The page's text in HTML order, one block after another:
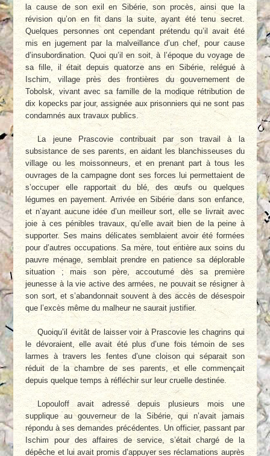
la cause de son exil en Sibérie, son procès, ainsi que la
révision qu’on en fit dans la suite, ayant été tenu secret.
Quelques personnes ont cependant prétendu qu’il avait été
mis en jugement par la malveillance d’un chef, pour cause
d’insubordination. Quoi qu’il en soit, à l’époque du voyage de
sa fille, il était depuis quatorze ans en Sibérie, relégué à
Ischim, village près des frontières du gouvernement de
Tobolsk, vivant avec sa famille de la modique rétribution de
dix kopecks par jour, assignée aux prisonniers qui ne sont pas
condamnés aux travaux publics.
La jeune Prascovie contribuait par son travail à la
subsistance de ses parents, en aidant les blanchisseuses du
village ou les moissonneurs, et en prenant part à tous les
ouvrages de la campagne dont ses forces lui permettaient de
s’occuper elle rapportait du blé, des œufs ou quelques
légumes en payement. Arrivée en Sibérie dans son enfance,
et n’ayant aucune idée d’un meilleur sort, elle se livrait avec
joie à ces pénibles travaux, qu’elle avait bien de la peine à
supporter. Ses mains délicates semblaient avoir été formées
pour d’autres occupations. Sa mère, tout entière aux soins du
pauvre ménage, semblait prendre en patience sa déplorable
situation ; mais son père, accoutumé dès sa première
jeunesse à la vie active des armées, ne pouvait se résigner à
son sort, et s’abandonnait souvent à des accès de désespoir
que l’excès même du malheur ne saurait justifier.
Quoiqu’il évitât de laisser voir à Prascovie les chagrins qui
le dévoraient, elle avait été plus d’une fois témoin de ses
larmes à travers les fentes d’une cloison qui séparait son
réduit de la chambre de ses parents, et elle commençait
depuis quelque temps à réfléchir sur leur cruelle destinée.
Lopouloff avait adressé depuis plusieurs mois une
supplique au gouverneur de la Sibérie, qui n’avait jamais
répondu à ses demandes précédentes. Un officier, passant par
Ischim pour des affaires de service, s’était chargé de la
dépêche et lui avait promis d’appuyer ses réclamations auprès